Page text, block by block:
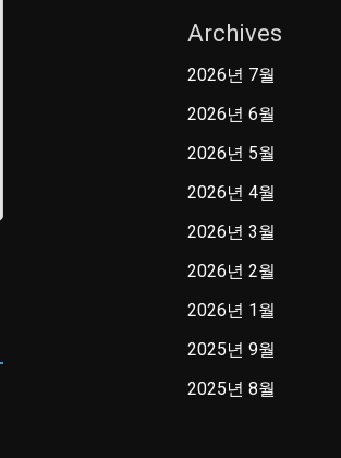
Archives
2026년 7월
2026년 6월
2026년 5월
2026년 4월
2026년 3월
2026년 2월
2026년 1월
2025년 9월
2025년 8월